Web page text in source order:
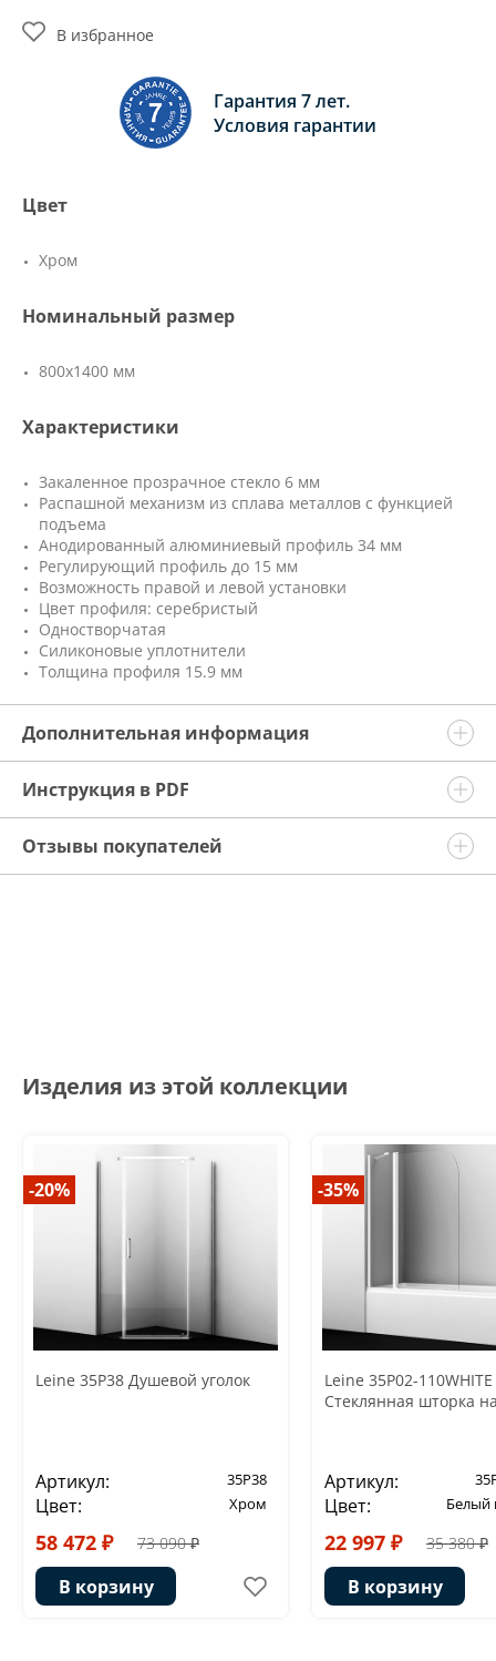
Гарантия 7 лет.
Условия гарантии
В избранное
Цвет
Хром
Номинальный размер
800х1400 мм
Характеристики
Закаленное прозрачное стекло 6 мм
Распашной механизм из сплава металлов с функцией
подъема
Анодированный алюминиевый профиль 34 мм
Регулирующий профиль до 15 мм
Возможность правой и левой установки
Цвет профиля: серебристый
Одностворчатая
Силиконовые уплотнители
Толщина профиля 15.9 мм
Дополнительная информация
Инструкция в PDF
Отзывы покупателей
Изделия из этой коллекции
-20%
Leine 35P38 Душевой уголок
Артикул: 35P38
Цвет: Хром
58 472 ₽ 73 090 ₽
В корзину
-35%
Leine 35P02-
Стеклянная шторка
Артикул:
Цвет: Белый
22 997 ₽ 35 380 ₽
В корзину